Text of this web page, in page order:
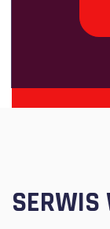
SERWIS